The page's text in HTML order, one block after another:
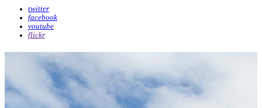
twitter
facebook
youtube
flickr